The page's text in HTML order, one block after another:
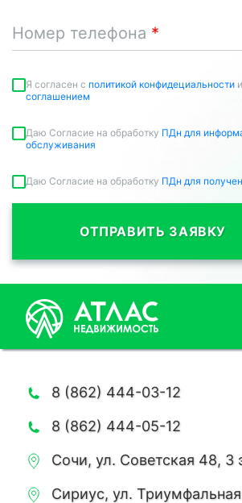
Номер телефона
Я согласен c политикой конфидециальности и
соглашением
Даю Согласие на обработку ПДн для
обслуживания
Даю Согласие на обработку ПДн для
ОТПРАВИТЬ ЗАЯВКУ
8 (862) 444-03-12
8 (862) 444-05-12
Сочи, ул. Советская 48, 3
Сириус, ул. Триумфальная